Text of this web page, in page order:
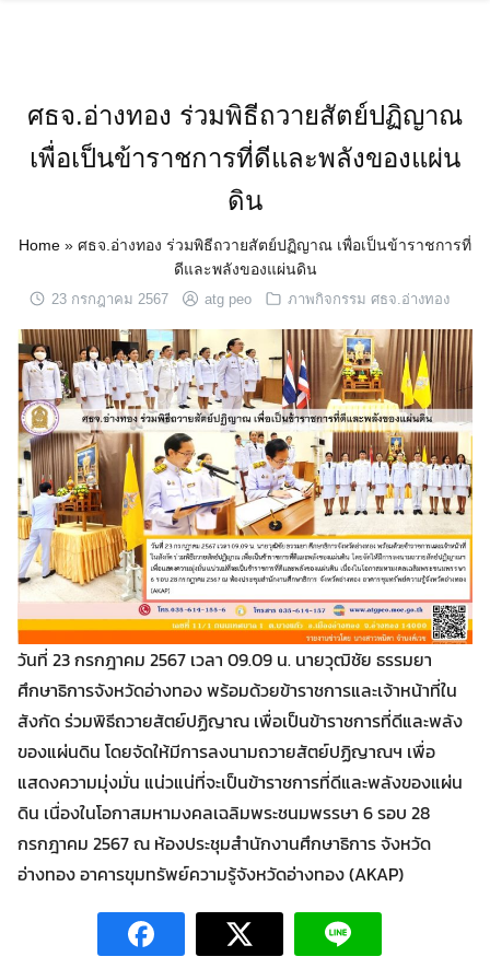
for: Search
ศธจ.อ่างทอง ร่วมพิธีถวายสัตย์ปฏิญาณ
เพื่อเป็นข้าราชการที่ดีและพลังของแผ่น
ดิน
Home » ศธจ.อ่างทอง ร่วมพิธีถวายสัตย์ปฏิญาณ เพื่อเป็นข้าราชการที่
ดีและพลังของแผ่นดิน
23 กรกฎาคม 2567 atg peo ภาพกิจกรรม ศธจ.อ่างทอง
วันที่ 23 กรกฎาคม 2567 เวลา 09.09 น. นายวุฒิชัย ธรรมยา
ศึกษาธิการจังหวัดอ่างทอง พร้อมด้วยข้าราชการและเจ้าหน้าที่ใน
สังกัด ร่วมพิธีถวายสัตย์ปฏิญาณ เพื่อเป็นข้าราชการที่ดีและพลัง
ของแผ่นดิน โดยจัดให้มีการลงนามถวายสัตย์ปฏิญาณฯ เพื่อ
แสดงความมุ่งมั่น แน่วแน่ที่จะเป็นข้าราชการที่ดีและพลังของแผ่น
ดิน เนื่องในโอกาสมหามงคลเฉลิมพระชนมพรรษา 6 รอบ 28
กรกฎาคม 2567 ณ ห้องประชุมสำนักงานศึกษาธิการ จังหวัด
อ่างทอง อาคารขุมทรัพย์ความรู้จังหวัดอ่างทอง (AKAP)